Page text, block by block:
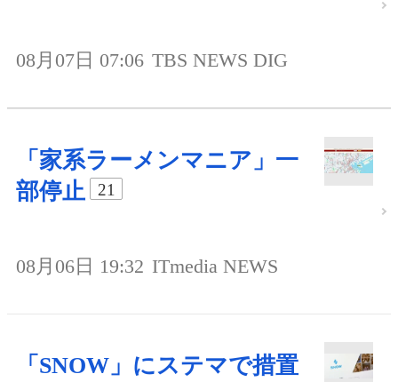
08月07日 07:06 TBS NEWS DIG
「家系ラーメンマニア」一
部停止
21
08月06日 19:32 ITmedia NEWS
「SNOW」にステマで措置